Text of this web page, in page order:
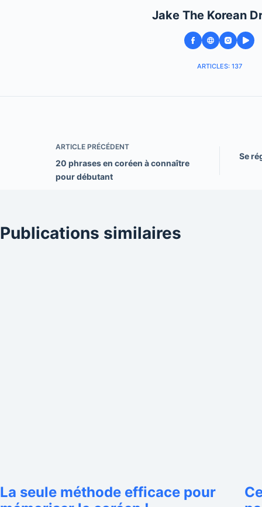
Jake The Korean
ARTICLES: 137
ARTICLE PRÉCÉDENT
20 phrases en coréen à connaître
pour débutant
Se
Publications similaires
La seule méthode efficace pour